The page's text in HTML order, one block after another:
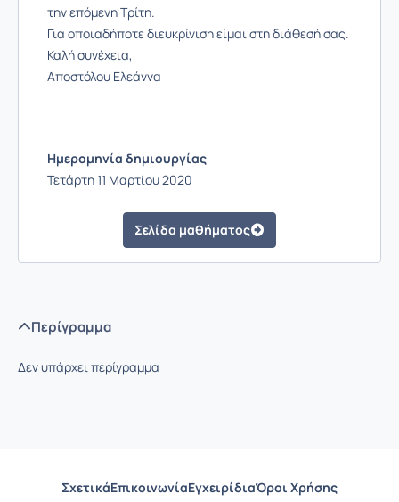
την επόμενη Τρίτη.
Για οποιαδήποτε διευκρίνιση είμαι στη διάθεσή σας.
Καλή συνέχεια,
Αποστόλου Ελεάννα
Ημερομηνία δημιουργίας
Τετάρτη 11 Μαρτίου 2020
Σελίδα μαθήματος
Περίγραμμα
Δεν υπάρχει περίγραμμα
ΣχετικάΕπικοινωνίαΕγχειρίδιαΌροι Χρήσης